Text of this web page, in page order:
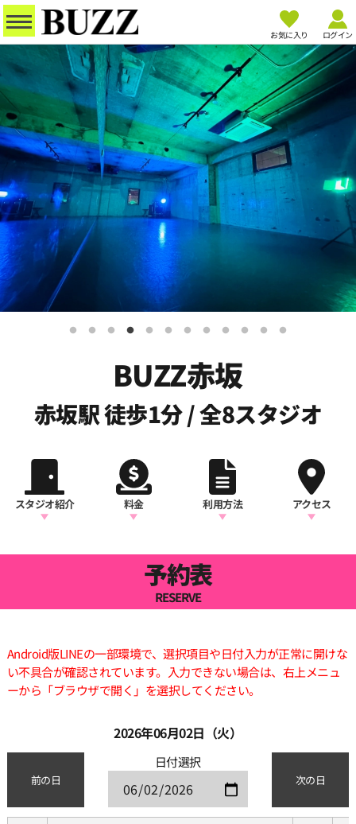
お気に入り ログイン
BUZZ赤坂
赤坂駅 徒歩1分 / 全8スタジオ
スタジオ紹介 料金 利用方法 アクセス
予約表
RESERVE
Android版LINEの一部環境で、選択項目や日付入力が正常に開けな
い不具合が確認されています。入力できない場合は、右上メニュ
ーから「ブラウザで開く」を選択してください。
2026年06月02日（火）
前の日
日付選択
次の日